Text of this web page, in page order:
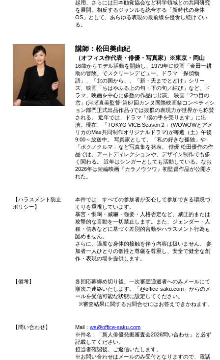
起用、さらには日本触覚協会など科学領域との共同研究
を展開。相反するジャンルを統合する「新時代の身体
OS」として、あらゆる表現の最前線を侵食し続けてい
る。
講師：松田美由紀
（オフィス作代表・俳優・写真家）※東京・岡山
16歳からモデル活動を開始し、1979年に映画「金田一耕
助の冒険」でスクリーンデビュー。ドラマ「探偵物
語」、「北の国から」、「新・天までとどけ」シリー
ズ、映画「ちはやふる上の句・下の句／結び」など、ド
ラマ、映画を中心に多数の作品に出演。 映画「2つ目の
窓」(河瀬直美監督-第67回カンヌ国際映画祭コンペティシ
ョン部門正式出品作品-)では抜群の表現力が世界から称賛
される。 近年では、ドラマ「僕の手を売ります」に出
演。現在、「TOKYO VICE Season２」(WOWOWとアメ
リカのMax共同制作オリジナルドラマ)が毎週（土）午後
9:00～放送中。 写真家として、「私の好きな孤独」や
「ボクノクルマ」など写真集を発表。 俳優 松田優作の作
品では、アートディレクションや、デザイン制作でも多
く関わる。 近年はシンガーとしても活動している。なお
2026年は短編映画『カラノウツワ』初監督作品が公開さ
れた。
【ハラスメント防止
ポリシー】
本件では、すべての参加者が安心して参加できる環境づ
くりを重視しています。
暴言・恫喝・威嚇・強要・人格否定など、威圧的または
攻撃的な言動を一切禁止します。また、ジェンダー・人
種・信条などに基づく差別的言動やハラスメント行為も
認めません。
さらに、過度な身体的接触を伴う内容は扱いません。 参
加者一人ひとりの個性と尊厳を尊重し、安全で健全な創
作・表現の場を提供します。
【備考】
各回応募締め切り後、一次審査通過者へのみメールにて
順次ご連絡いたします。「@office-saku.com」からのメ
ールを受信可能な状態に設定してください。
※審査結果に関するお問合せにはお答えできかねます。
【問い合わせ】 Mail：ws@office-saku.com
※件名：「新人俳優発掘審査会2026問い合わせ」と必ず
記載してください。
担当者確認後、ご返信いたします。
※お問い合わせはメールのみ受付となりますので、電話